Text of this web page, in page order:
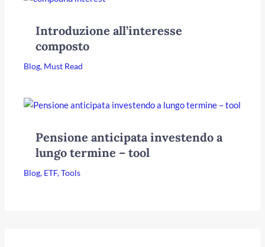
Introduzione all’interesse
composto
Blog, Must Read
Pensione anticipata investendo a
lungo termine – tool
Blog, ETF,Tools